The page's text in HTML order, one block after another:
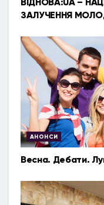
ЗАЛУЧЕННЯ
АНОНСИ
Весна. Дебати.